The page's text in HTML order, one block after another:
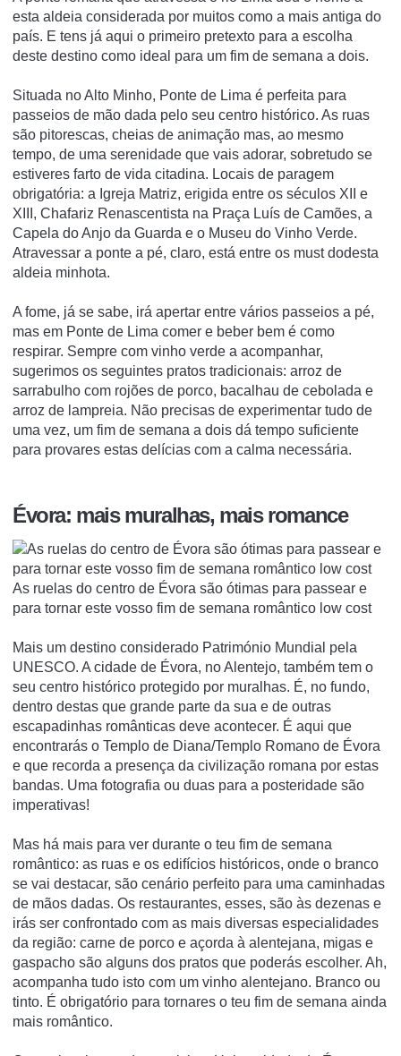
esta aldeia considerada por muitos como a mais antiga do
país. E tens já aqui o primeiro pretexto para a escolha
deste destino como ideal para um fim de semana a dois.
Situada no Alto Minho, Ponte de Lima é perfeita para
passeios de mão dada pelo seu centro histórico. As ruas
são pitorescas, cheias de animação mas, ao mesmo
tempo, de uma serenidade que vais adorar, sobretudo se
estiveres farto de vida citadina. Locais de paragem
obrigatória: a Igreja Matriz, erigida entre os séculos XII e
XIII, Chafariz Renascentista na Praça Luís de Camões, a
Capela do Anjo da Guarda e o Museu do Vinho Verde.
Atravessar a ponte a pé, claro, está entre os must dodesta
aldeia minhota.
A fome, já se sabe, irá apertar entre vários passeios a pé,
mas em Ponte de Lima comer e beber bem é como
respirar. Sempre com vinho verde a acompanhar,
sugerimos os seguintes pratos tradicionais: arroz de
sarrabulho com rojões de porco, bacalhau de cebolada e
arroz de lampreia. Não precisas de experimentar tudo de
uma vez, um fim de semana a dois dá tempo suficiente
para provares estas delícias com a calma necessária.
Évora: mais muralhas, mais romance
As ruelas do centro de Évora são ótimas para passear e
para tornar este vosso fim de semana romântico low cost
Mais um destino considerado Património Mundial pela
UNESCO. A cidade de Évora, no Alentejo, também tem o
seu centro histórico protegido por muralhas. É, no fundo,
dentro destas que grande parte da sua e de outras
escapadinhas românticas deve acontecer. É aqui que
encontrarás o Templo de Diana/Templo Romano de Évora
e que recorda a presença da civilização romana por estas
bandas. Uma fotografia ou duas para a posteridade são
imperativas!
Mas há mais para ver durante o teu fim de semana
romântico: as ruas e os edifícios históricos, onde o branco
se vai destacar, são cenário perfeito para uma caminhadas
de mãos dadas. Os restaurantes, esses, são às dezenas e
irás ser confrontado com as mais diversas especialidades
da região: carne de porco e açorda à alentejana, migas e
gaspacho são alguns dos pratos que poderás escolher. Ah,
acompanha tudo isto com um vinho alentejano. Branco ou
tinto. É obrigatório para tornares o teu fim de semana ainda
mais romântico.